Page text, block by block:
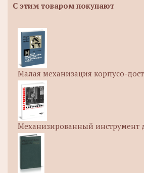
С этим товаром покупают
Малая механизация корпусо-
Механизированный инструмент